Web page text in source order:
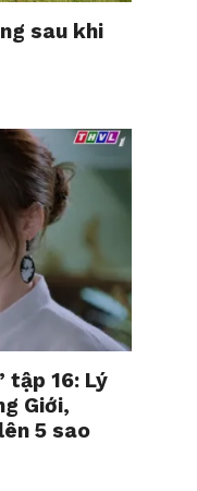
sau khi
tập 16: Lý
Giới,
5 sao